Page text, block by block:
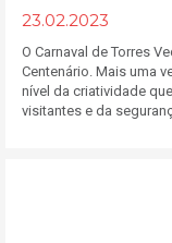
23.02.2023
O Carnaval de Torres
Centenário. Mais uma
nível da criatividade
visitantes e da